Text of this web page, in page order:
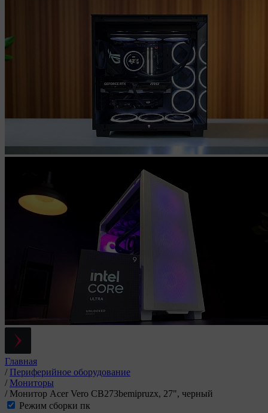
Главная
/ Периферийное оборудование
/ Мониторы
/ Монитор Acer Vero CB273bemipruzx, 27", черный
Режим сборки пк